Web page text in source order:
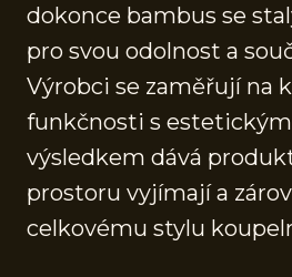
dokonce bambus se
pro svou odolnost a
Výrobci se zaměřují na
funkčnosti s
výsledkem dává
prostoru vyjímají a
celkovému stylu